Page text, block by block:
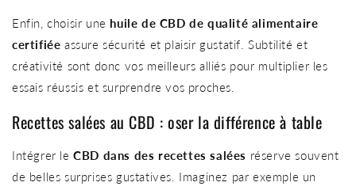
Enfin, choisir une huile de CBD de qualité alimentaire
certifiée assure sécurité et plaisir gustatif. Subtilité et
créativité sont donc vos meilleurs alliés pour multiplier les
essais réussis et surprendre vos proches.
Recettes salées au CBD : oser la différence à table
Intégrer leCBD dans des recettes salées réserve souvent
de belles surprises gustatives. Imaginez par exemple un